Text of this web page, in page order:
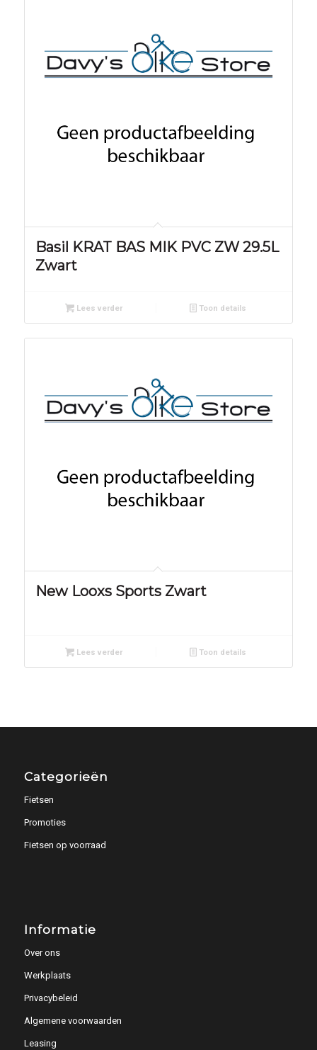
Basil KRAT BAS MIK PVC ZW 29.5L
Zwart
Lees verder Toon details
New Looxs Sports Zwart
Lees verder Toon details
Categorieën
Fietsen
Promoties
Fietsen op voorraad
Informatie
Over ons
Werkplaats
Privacybeleid
Algemene voorwaarden
Leasing